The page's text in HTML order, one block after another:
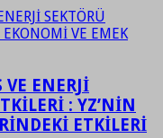
ENERJİ
: YZ’NİN
ETKİLERİ